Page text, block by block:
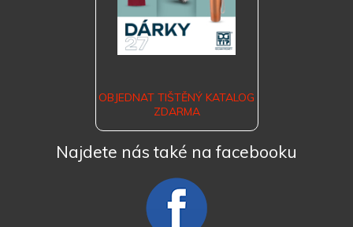
OBJEDNAT TIŠTĚNÝ KATALOG
ZDARMA
Najdete nás také na facebooku